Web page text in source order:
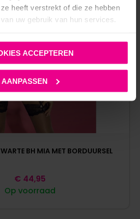
heeft verstrekt of die ze hebben
uw gebruik van hun services.
ACCEPTEREN
AANPASSEN
BH MIA MET BORDUURSEL
Op voorraad
€ 44,95